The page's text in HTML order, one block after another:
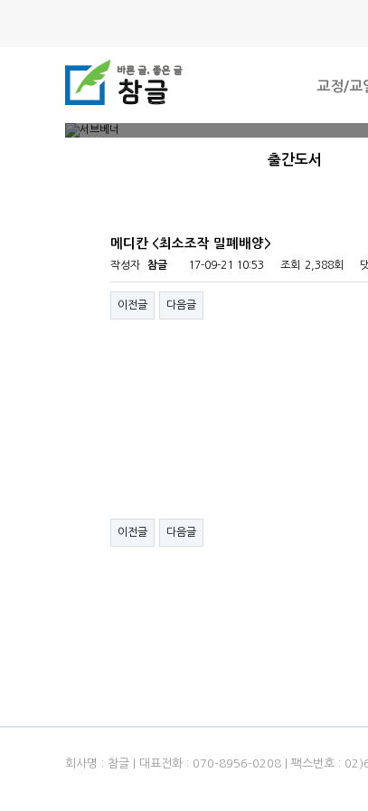
교정/교
출간도서
메디칸 <최소조작 밀폐배양>
작성자 참글 17-09-21 10:53 조회 2,388회
이전글 다음글
이전글 다음글
회사명 : 참글 | 대표전화 : 070-8956-0208 | 팩스번호 :